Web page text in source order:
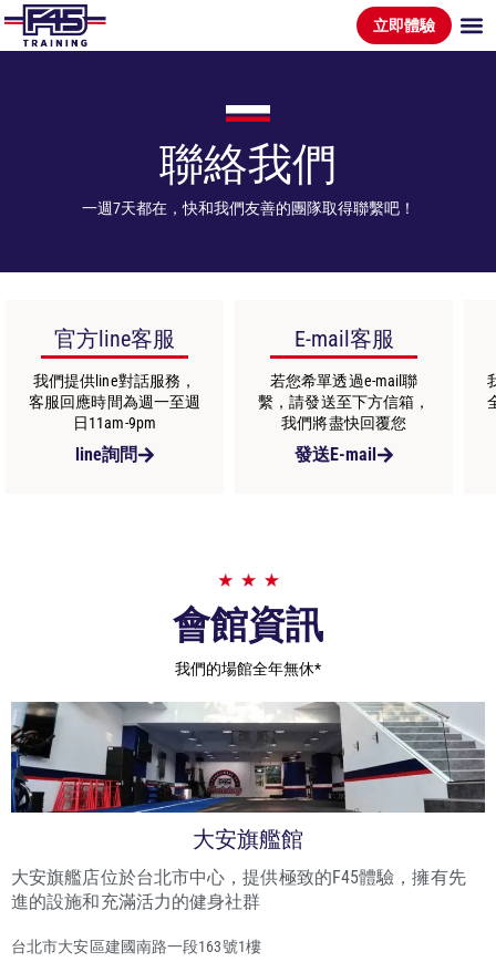
立即體驗
聯絡我們
一週7天都在，快和我們友善的團隊取得聯繫吧！
官方line客服
我們提供line對話服務，
客服回應時間為週一至週
日11am-9pm
line詢問
E-mail客服
若您希單透過e-mail聯
繫，請發送至下方信箱，
我們將盡快回覆您
發送E-mail
會館資訊
我們的場館全年無休*
大安旗艦館
大安旗艦店位於台北市中心，提供極致的F45體驗，擁有先
進的設施和充滿活力的健身社群
台北市大安區建國南路一段163號1樓